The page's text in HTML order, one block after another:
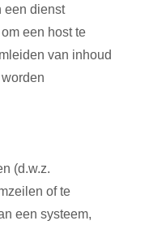
een dienst
een host te
van inhoud
(d.w.z.
of te
een systeem,